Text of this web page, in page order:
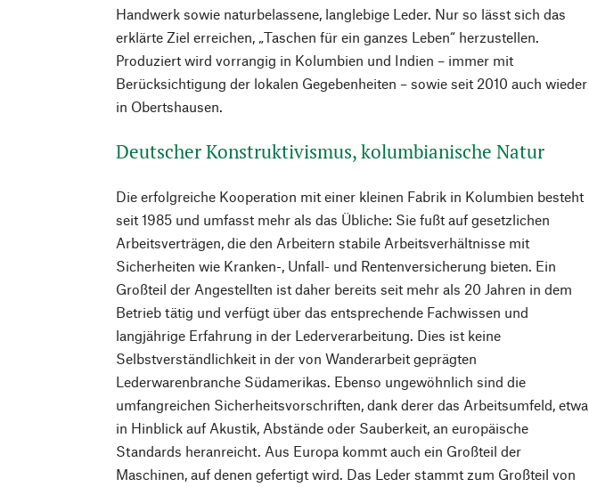
Handwerk sowie naturbelassene, langlebige Leder. Nur so lässt sich das
erklärte Ziel erreichen, „Taschen für ein ganzes Leben“ herzustellen.
Produziert wird vorrangig in Kolumbien und Indien – immer mit
Berücksichtigung der lokalen Gegebenheiten – sowie seit 2010 auch wieder
in Obertshausen.
Deutscher Konstruktivismus, kolumbianische Natur
Die erfolgreiche Kooperation mit einer kleinen Fabrik in Kolumbien besteht
seit 1985 und umfasst mehr als das Übliche: Sie fußt auf gesetzlichen
Arbeitsverträgen, die den Arbeitern stabile Arbeitsverhältnisse mit
Sicherheiten wie Kranken-, Unfall- und Rentenversicherung bieten. Ein
Großteil der Angestellten ist daher bereits seit mehr als 20 Jahren in dem
Betrieb tätig und verfügt über das entsprechende Fachwissen und
langjährige Erfahrung in der Lederverarbeitung. Dies ist keine
Selbstverständlichkeit in der von Wanderarbeit geprägten
Lederwarenbranche Südamerikas. Ebenso ungewöhnlich sind die
umfangreichen Sicherheitsvorschriften, dank derer das Arbeitsumfeld, etwa
in Hinblick auf Akustik, Abstände oder Sauberkeit, an europäische
Standards heranreicht. Aus Europa kommt auch ein Großteil der
Maschinen, auf denen gefertigt wird. Das Leder stammt zum Großteil von